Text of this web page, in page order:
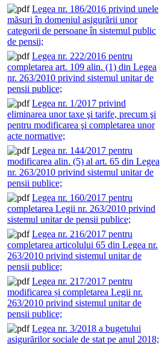
Legea nr. 186/2016 privind unele
măsuri în domeniul asigurării unor
categorii de persoane în sistemul public
de pensii;
Legea nr. 222/2016 pentru
completarea art. 109 alin. (1) din Legea
nr. 263/2010 privind sistemul unitar de
pensii publice;
Legea nr. 1/2017 privind
eliminarea unor taxe şi tarife, precum şi
pentru modificarea şi completarea unor
acte normative;
Legea nr. 144/2017 pentru
modificarea alin. (5) al art. 65 din Legea
nr. 263/2010 privind sistemul unitar de
pensii publice;
Legea nr. 160/2017 pentru
completarea Legii nr. 263/2010 privind
sistemul unitar de pensii publice;
Legea nr. 216/2017 pentru
completarea articolului 65 din Legea nr.
263/2010 privind sistemul unitar de
pensii publice;
Legea nr. 217/2017 pentru
modificarea și completarea Legii nr.
263/2010 privind sistemul unitar de
pensii publice;
Legea nr. 3/2018 a bugetului
asigurărilor sociale de stat pe anul 2018;